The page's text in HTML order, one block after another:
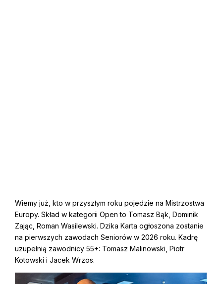
Wiemy już, kto w przyszłym roku pojedzie na Mistrzostwa
Europy. Skład w kategorii Open to Tomasz Bąk, Dominik
Zając, Roman Wasilewski. Dzika Karta ogłoszona zostanie
na pierwszych zawodach Seniorów w 2026 roku. Kadrę
uzupełnią zawodnicy 55+: Tomasz Malinowski, Piotr
Kotowski i Jacek Wrzos.